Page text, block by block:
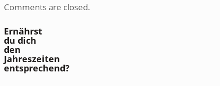
Comments are closed.
Ernährst
du dich
den
Jahreszeiten
entsprechend?